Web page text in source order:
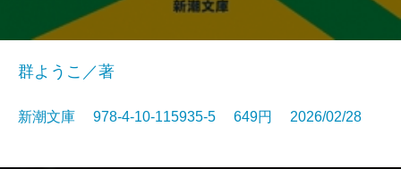
群ようこ／著
新潮文庫 978-4-10-115935-5 649円 2026/02/28